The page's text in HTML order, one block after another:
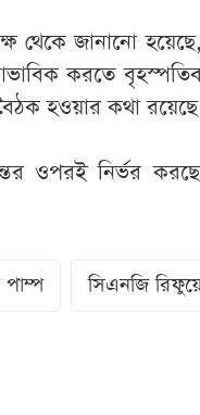
থেকে জানানো
করতে
হওয়ার কথা
ওপরই নির্ভর
পাম্প সিএনজি